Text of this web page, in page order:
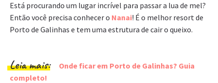
Está procurando um lugar incrível para passar a lua de mel?
Então você precisa conhecer o Nanai! É o melhor resort de
Porto de Galinhas e tem uma estrutura de cair o queixo.
Leia mais:
Onde ficar em Porto de Galinhas? Guia
completo!